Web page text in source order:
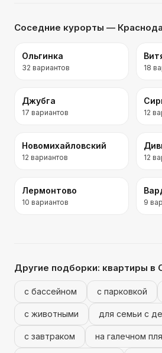
Соседние курорты —
Ольгинка
32 вариантов 18
Джубга
17 вариантов 12
Новомихайловский
12 вариантов 12
Лермонтово
10 вариантов 9
Другие подборки: квартиры в
с бассейном с парковкой
с животными для семьи с
с завтраком на галечном